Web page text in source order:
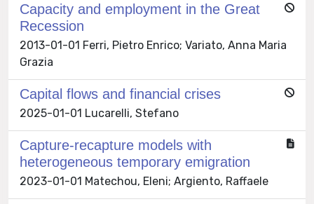
Capacity and employment in the Great
Recession
2013-01-01 Ferri, Pietro Enrico; Variato, Anna Maria
Grazia
Capital flows and financial crises
2025-01-01 Lucarelli, Stefano
Capture-recapture models with
heterogeneous temporary emigration
2023-01-01 Matechou, Eleni; Argiento, Raffaele